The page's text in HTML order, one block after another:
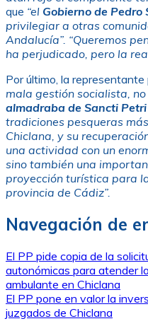
que “el Gobierno de Pedro
privilegiar a otras
Andalucía”. “Queremos
ha perjudicado, pero la
Por último, la representante
mala gestión socialista,
almadraba de Sancti Petri
tradiciones pesqueras
Chiclana, y su
una actividad con un
sino también una
proyección turística para
provincia de Cádiz”.
Navegación de
El PP pide copia de la
autonómicas para atender
ambulante en Chiclana
El PP pone en valor la
juzgados de Chiclana